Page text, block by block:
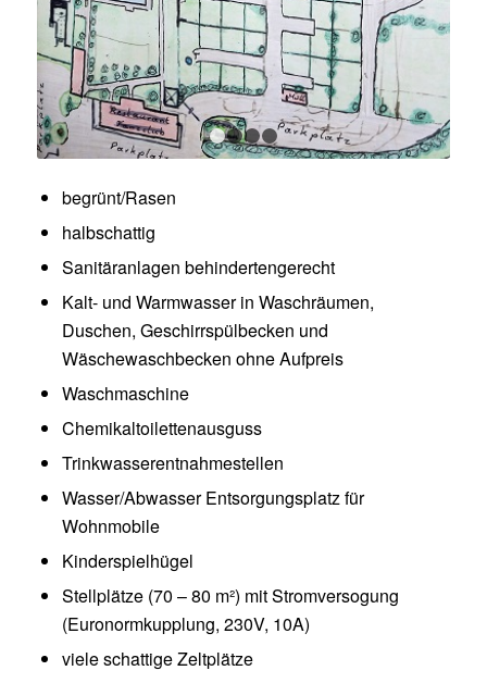
1 2 3 4
begrünt/Rasen
halbschattig
Sanitäranlagen behindertengerecht
Kalt- und Warmwasser in Waschräumen,
Duschen, Geschirrspülbecken und
Wäschewaschbecken ohne Aufpreis
Waschmaschine
Chemikaltoilettenausguss
Trinkwasserentnahmestellen
Wasser/Abwasser Entsorgungsplatz für
Wohnmobile
Kinderspielhügel
Stellplätze (70 – 80 m²) mit Stromversogung
(Euronormkupplung, 230V, 10A)
viele schattige Zeltplätze